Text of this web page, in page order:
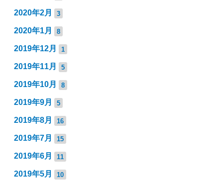
2020年2月 3
2020年1月 8
2019年12月 1
2019年11月 5
2019年10月 8
2019年9月 5
2019年8月 16
2019年7月 15
2019年6月 11
2019年5月 10